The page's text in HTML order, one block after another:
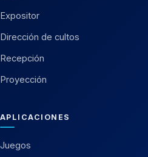
Expositor
Dirección de cultos
Recepción
Proyección
APLICACIONES
Juegos